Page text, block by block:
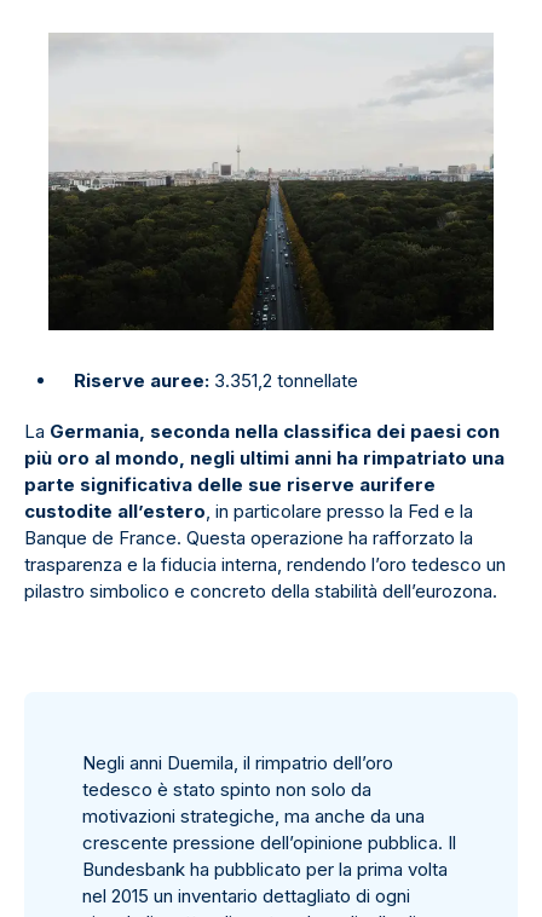
Riserve auree: 3.351,2 tonnellate
La Germania, seconda nella classifica dei paesi con
più oro al mondo, negli ultimi anni ha rimpatriato una
parte significativa delle sue riserve aurifere
custodite all’estero , in particolare presso la Fed e la
Banque de France. Questa operazione ha rafforzato la
trasparenza e la fiducia interna, rendendo l’oro tedesco un
pilastro simbolico e concreto della stabilità dell’eurozona.
Negli anni Duemila, il rimpatrio dell’oro
tedesco è stato spinto non solo da
motivazioni strategiche, ma anche da una
crescente pressione dell’opinione pubblica. Il
Bundesbank ha pubblicato per la prima volta
nel 2015 un inventario dettagliato di ogni